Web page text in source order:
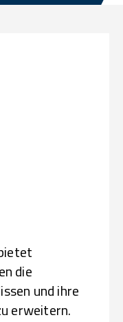
die
und ihre
erweitern.